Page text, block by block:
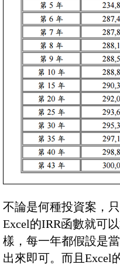
不論是何種投資案，
Excel的IRR函數就可
樣，每一年都假設是
出來即可。而且Excel